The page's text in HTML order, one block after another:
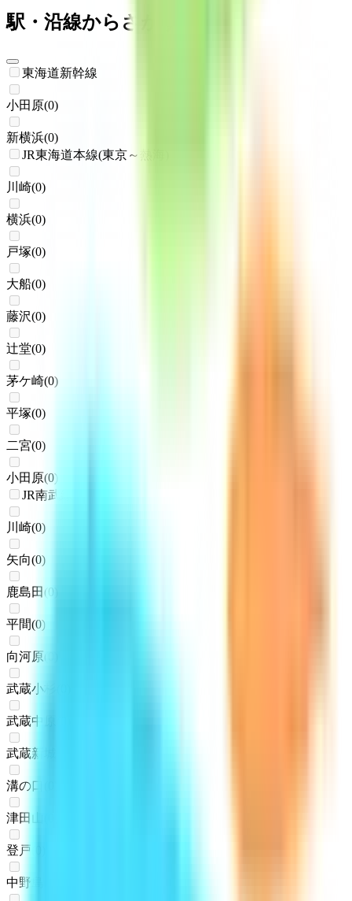
駅・沿線からさがす
東海道新幹線
小田原(0)
新横浜(0)
JR東海道本線(東京～熱海)
川崎(0)
横浜(0)
戸塚(0)
大船(0)
藤沢(0)
辻堂(0)
茅ケ崎(0)
平塚(0)
二宮(0)
小田原(0)
JR南武線
川崎(0)
矢向(0)
鹿島田 ( 0
平間(0)
向河原
武蔵小杉
武蔵中原
武蔵新城
溝の口
津田山
登戸
中野島